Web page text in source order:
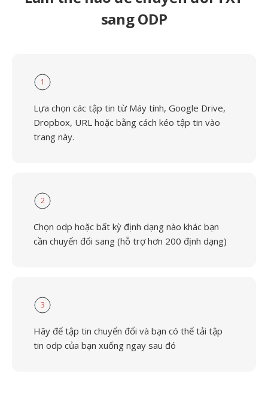
sang ODP
1
Lựa chọn các tập tin từ Máy tính, Google Drive,
Dropbox, URL hoặc bằng cách kéo tập tin vào
trang này.
2
Chọn odp hoặc bất kỳ định dạng nào khác bạn
cần chuyển đổi sang (hỗ trợ hơn 200 định dạng)
3
Hãy để tập tin chuyển đổi và bạn có thể tải tập
tin odp của bạn xuống ngay sau đó